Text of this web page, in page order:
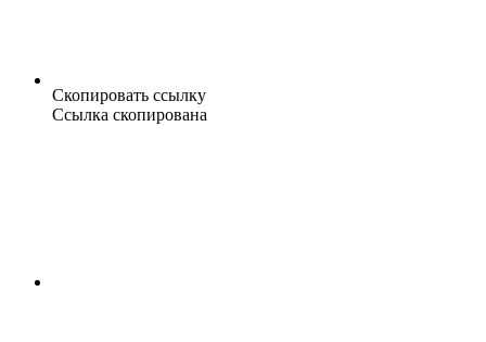
Скопировать ссылку
Ссылка скопирована